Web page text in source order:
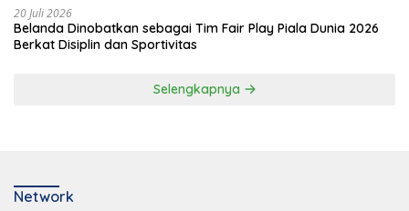
20 Juli 2026
Belanda Dinobatkan sebagai Tim Fair Play Piala Dunia 2026
Berkat Disiplin dan Sportivitas
Selengkapnya
Network